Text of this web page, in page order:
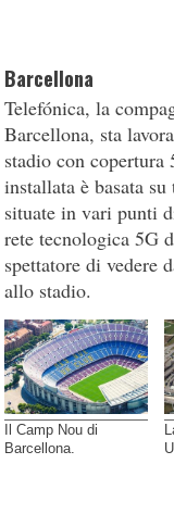
Barcellona
Telefónica, la
Barcellona, sta
stadio con copertura
installata è basata
situate in vari punti
rete tecnologica 5G
spettatore di vedere
allo stadio.
Il Camp Nou di
Barcellona.